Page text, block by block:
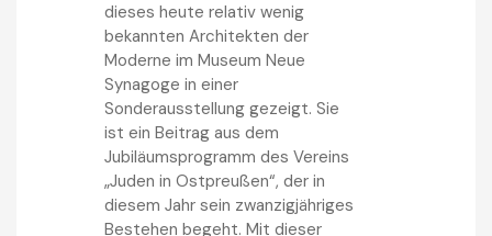
dieses heute relativ wenig
bekannten Architekten der
Moderne im Museum Neue
Synagoge in einer
Sonderausstellung gezeigt. Sie
ist ein Beitrag aus dem
Jubiläumsprogramm des Vereins
„Juden in Ostpreußen“, der in
diesem Jahr sein zwanzigjähriges
Bestehen begeht. Mit dieser